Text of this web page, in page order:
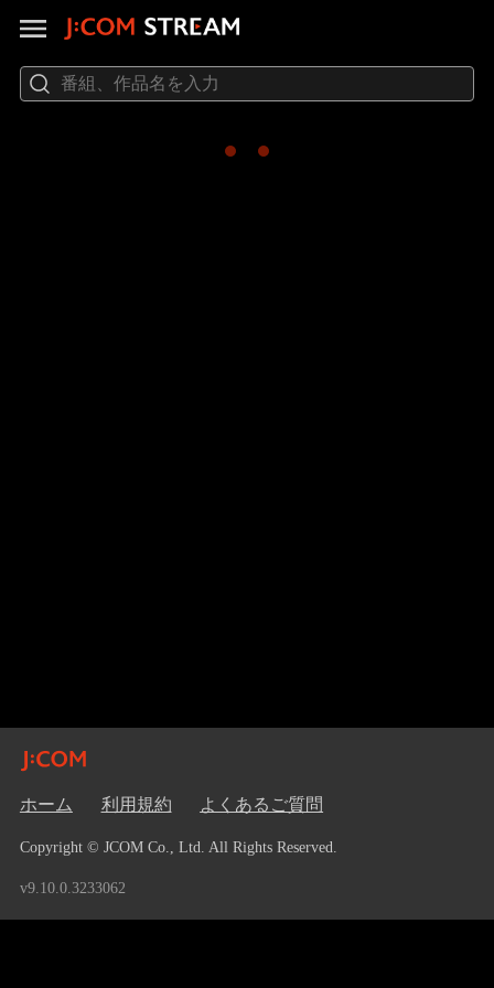
ホーム 利用規約 よくあるご質問
Copyright © JCOM Co., Ltd. All Rights Reserved.
v9.10.0.3233062